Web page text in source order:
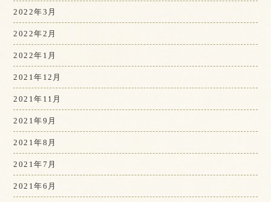
2022年3月
2022年2月
2022年1月
2021年12月
2021年11月
2021年9月
2021年8月
2021年7月
2021年6月